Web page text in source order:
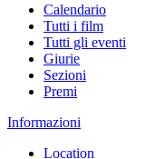
Calendario
Tutti i film
Tutti gli eventi
Giurie
Sezioni
Premi
Informazioni
Location